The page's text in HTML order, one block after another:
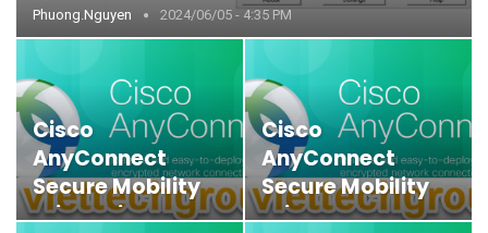
Phuong.nguyen 2024/06/05 - 4:35 PM
Cisco
AnyConnect
Secure Mobility
Client Cisco
Cisco
AnyConnect
Secure Mobility
Client 5